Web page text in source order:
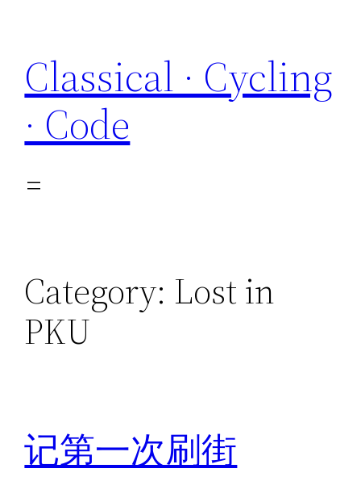
content
Classical · Cycling
· Code
Category: Lost in
PKU
记第一次刷街